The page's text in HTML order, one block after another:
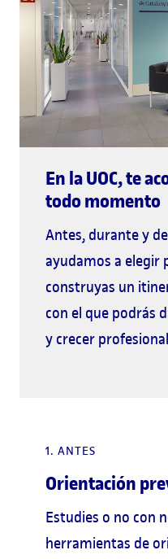
En la UOC, te
todo momento
Antes, durante y
ayudamos a elegir
construyas un
con el que podrás
y crecer
1. ANTES
Orientación
Estudies o no con
herramientas de